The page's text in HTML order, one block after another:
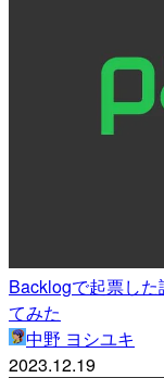
Backlogで起票し
てみた
中野 ヨシユキ
2023.12.19